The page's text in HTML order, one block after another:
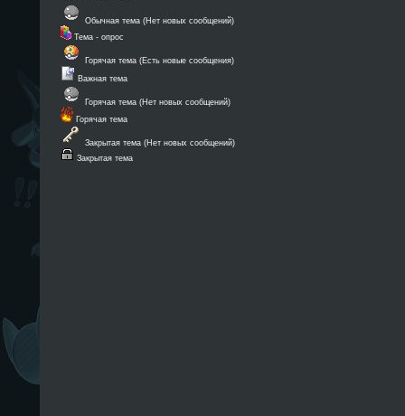
Обычная тема (Нет новых сообщений)
Тема - опрос
Горячая тема (Есть новые сообщения)
Важная тема
Горячая тема (Нет новых сообщений)
Горячая тема
Закрытая тема (Нет новых сообщений)
Закрытая тема